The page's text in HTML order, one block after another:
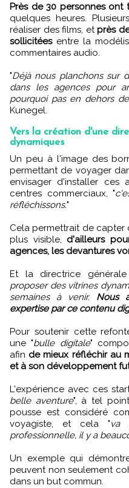
Près de 30 personnes ont
quelques heures.
réaliser des films, etprès
sollicitéesentre la
commentaires audio.
"Déjà nous planchons sur
dans les agences pour
pourquoi pas en dehors
Kunegel.
Vers la création d'une
dynamiques
Un peu à l'image des bornes de la start-up Timescope,
permettant de voyager
envisager d'installer ces
centres commerciaux, "
réfléchissons."
Cela permettrait de
plus visible, d'ailleurs
agences, les devantures
Et la directrice
proposer des vitrines
semaines à venir. Nous
expertise par ce contenu
Pour soutenir cette
une "bulle digitale"
afin de mieux réfléchir au
et à son développement
L'expérience avec ces
belle aventure", à tel
pousse est considéré
voyagiste, et cela "va
professionnelle, il y a
Un exemple qui
peuvent non seulement
dans un but commun.